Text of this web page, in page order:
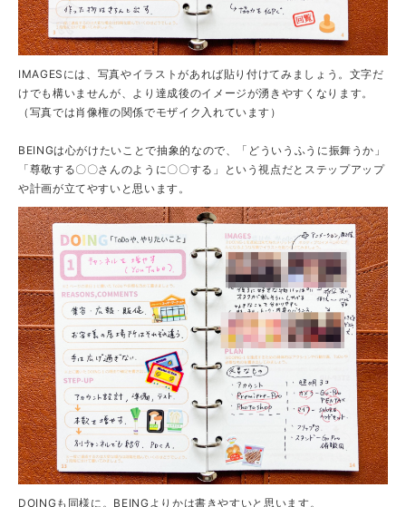
IMAGESには、写真やイラストがあれば貼り付けてみましょう。文字だ
けでも構いませんが、より達成後のイメージが湧きやすくなります。
（写真では肖像権の関係でモザイク入れています）
BEINGは心がけたいことで抽象的なので、「どういうふうに振舞うか」
「尊敬する〇〇さんのように〇〇する」という視点だとステップアップ
や計画が立てやすいと思います。
DOINGも同様に。BEINGよりかは書きやすいと思います。